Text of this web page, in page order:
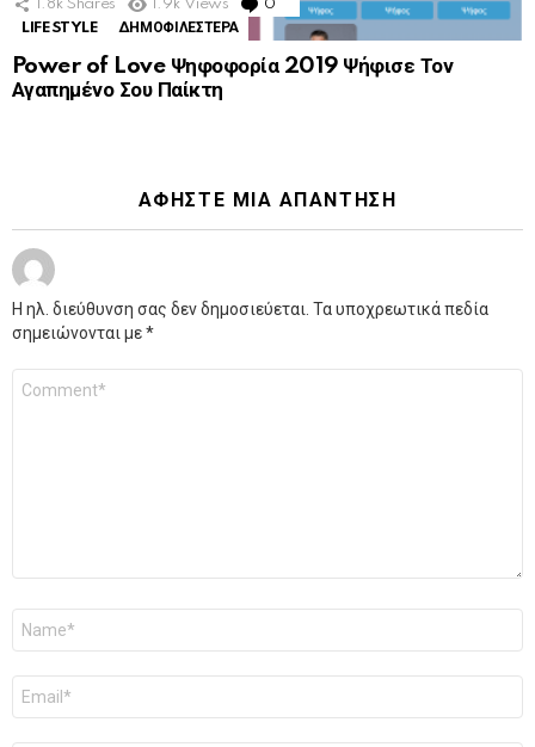
1.8k Shares 1.9k Views 0
Comments
LIFESTYLE
ΔΗΜΟΦΙΛΕΣΤΕΡΑ
Power of Love Ψηφοφορία 2019 Ψήφισε Τον
Αγαπημένο Σου Παίκτη
ΑΦΉΣΤΕ ΜΙΑ ΑΠΆΝΤΗΣΗ
Η ηλ. διεύθυνση σας δεν δημοσιεύεται. Τα υποχρεωτικά πεδία
σημειώνονται με*